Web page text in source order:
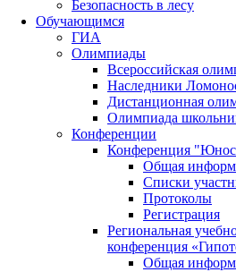
Безопасность в лесу
Обучающимся
ГИА
Олимпиады
Всероссийская
Наследники
Дистанционная
Олимпиада
Конференции
Конференция
Общая
Списки
Протоколы
Регистрация
Региональная
конференция
Общая